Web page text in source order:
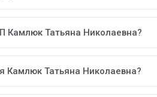
Камлюк Татьяна Николаевна?
Камлюк Татьяна Николаевна?